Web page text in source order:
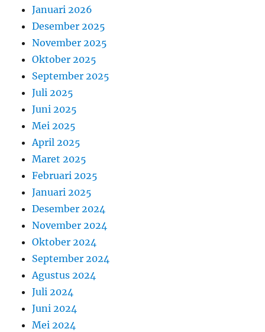
Januari 2026
Desember 2025
November 2025
Oktober 2025
September 2025
Juli 2025
Juni 2025
Mei 2025
April 2025
Maret 2025
Februari 2025
Januari 2025
Desember 2024
November 2024
Oktober 2024
September 2024
Agustus 2024
Juli 2024
Juni 2024
Mei 2024